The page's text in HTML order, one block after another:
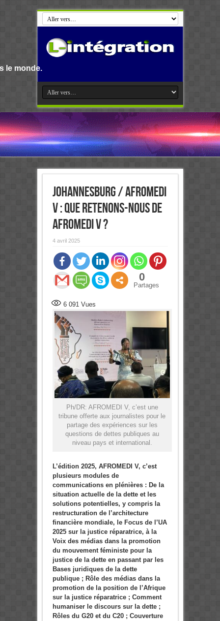
Johannesburg / AFROMEDI
V : Que retenons-nous de
AFROMEDI V ?
4 avril 2025
0
Partages
6 091Vues
Ph/DR: AFROMEDI V, c’est une
tribune offerte aux journalistes pour le
partage des expériences sur les
questions de dettes publiques au
niveau pays et international.
L’édition 2025, AFROMEDI V, c’est
plusieurs modules de
communications en plénières : De la
situation actuelle de la dette et les
solutions potentielles, y compris la
restructuration de l’architecture
financière mondiale, le Focus de l’UA
2025 sur la justice réparatrice, à la
Voix des médias dans la promotion
du mouvement féministe pour la
justice de la dette en passant par les
Bases juridiques de la dette
publique ; Rôle des médias dans la
promotion de la position de l’Afrique
sur la justice réparatrice ; Comment
humaniser le discours sur la dette ;
Rôles du G20 et du C20 ; Couverture